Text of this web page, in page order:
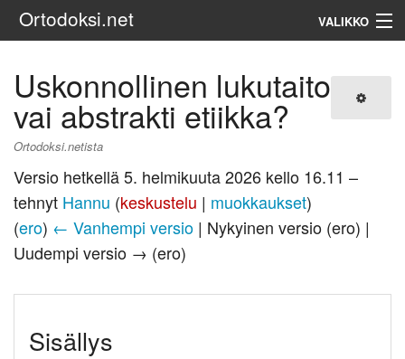
Ortodoksi.net VALIKKO
Haku
Uskonnollinen lukutaito
vai abstrakti etiikka?
Ortodoksi.netista
Versio hetkellä 5. helmikuuta 2026 kello 16.11 –
tehnyt Hannu (keskustelu | muokkaukset)
(ero) ← Vanhempi versio | Nykyinen versio (ero) |
Uudempi versio → (ero)
Sisällys